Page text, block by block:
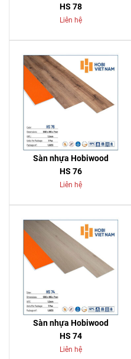
HS 78
Liên hệ
Sàn nhựa Hobiwood
HS 76
Liên hệ
Sàn nhựa Hobiwood
HS 74
Liên hệ